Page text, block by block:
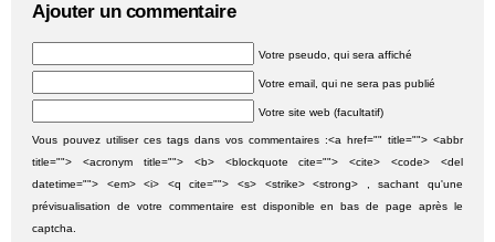
Ajouter un commentaire
Votre pseudo, qui sera affiché
Votre email, qui ne sera pas publié
Votre site web (facultatif)
Vous pouvez utiliser ces tags dans vos commentaires :<a href="" title=""> <abbr
title=""> <acronym title=""> <b> <blockquote cite=""> <cite> <code> <del
datetime=""> <em> <i> <q cite=""> <s> <strike> <strong> , sachant qu'une
prévisualisation de votre commentaire est disponible en bas de page après le
captcha.